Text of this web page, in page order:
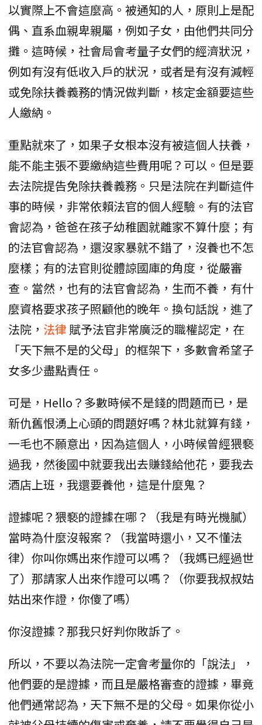
以實際上不會這麼高。被通知的人，原則上是配
偶、直系血親卑親屬，例如子女，由他們共同分
攤。這時候，社會局會考量子女們的經濟狀況，
例如有沒有低收入戶的狀況，或者是有沒有減輕
或免除扶養義務的情況做判斷，核定金額要這些
人繳納。
重點就來了，如果子女根本沒有被這個人扶養，
能不能主張不要繳納這些費用呢？可以。但是要
去法院提告免除扶養義務。只是法院在判斷這件
事的時候，非常依賴法官的個人經驗。有的法官
會認為，爸爸在孩子幼稚園就離家不算什麼；有
的法官會認為，還沒家暴就不錯了，沒養也不怎
麼樣；有的法官則從體諒國庫的角度，從嚴審
查。當然，也有的法官會認為，生而不養，有什
麼資格要求孩子照顧他的晚年。換句話說，進了
法院， 法律賦予法官非常廣泛的職權認定，在
「天下無不是的父母」的框架下，多數會希望子
女多少盡點責任。
可是，Hello？多數時候不是錢的問題而已，是
新仇舊恨湧上心頭的問題好嗎？林北就算有錢，
一毛也不願意出，因為這個人，小時候曾經猥褻
過我，然後國中就要我出去賺錢給他花，要我去
酒店上班，我還要養他，這是什麼鬼？
證據呢？猥褻的證據在哪？（我是有時光機膩）
當時為什麼沒報案？（我當時還小，又不懂法
律）你叫你媽出來作證可以嗎？（我媽已經過世
了）那請家人出來作證可以嗎？（你要我叔叔姑
姑出來作證，你傻了嗎）
你沒證據？那我只好判你敗訴了。
所以，不要以為法院一定會考量你的「說法」，
他們要的是證據，而且是嚴格審查的證據，畢竟
他們通常認為，天下無不是的父母。如果你從小